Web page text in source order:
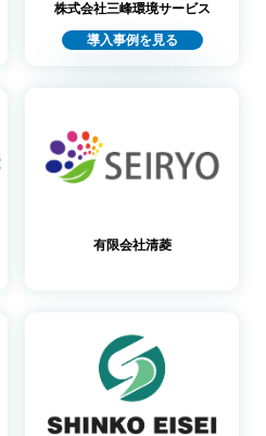
株式会社三峰環境サービス
導入事例を見る
有限会社清菱